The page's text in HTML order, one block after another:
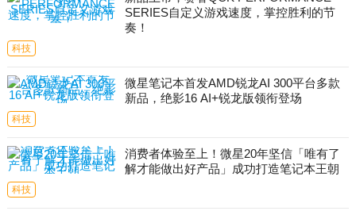
SERIES自定义游戏速度，掌控胜利的节
奏！
科技
微星笔记本首发AMD锐龙AI 300平台多款
新品，绝影16 AI+锐龙版领衔登场
科技
消费者体验至上！微星20年坚信「唯有了
解才能做出好产品」成功打造笔记本王朝
科技